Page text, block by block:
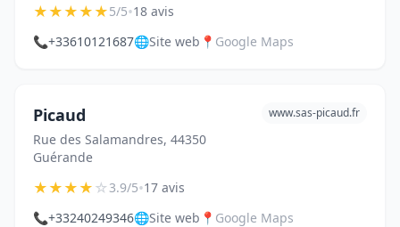
★★★★★5/5•18 avis
📞+33610121687🌐Site web 📍 Google Maps
Picaud
Rue des Salamandres, 44350
Guérande
www.sas-picaud.fr
★★★★☆3.9/5•17 avis
📞+33240249346🌐Site web 📍 Google Maps